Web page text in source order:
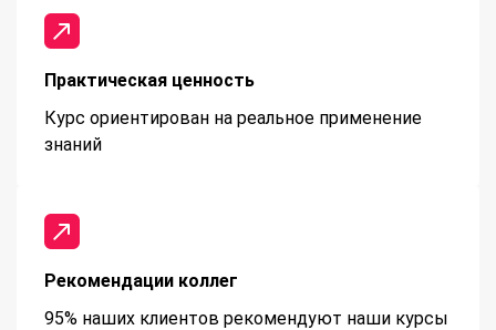
Практическая ценность
Курс ориентирован на реальное применение
знаний
Рекомендации коллег
95% наших клиентов рекомендуют наши курсы